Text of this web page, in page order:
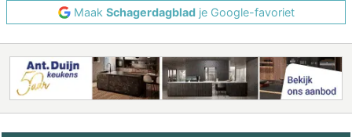
Maak Schagerdagbladje Google-favoriet